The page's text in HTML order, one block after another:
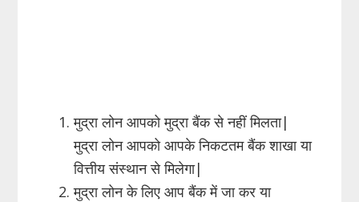
मुद्रा लोन आपको मुद्रा बैंक से नहीं मिलता|
मुद्रा लोन आपको आपके निकटतम बैंक शाखा या
वित्तीय संस्थान से मिलेगा|
मुद्रा लोन के लिए आप बैंक में जा कर या